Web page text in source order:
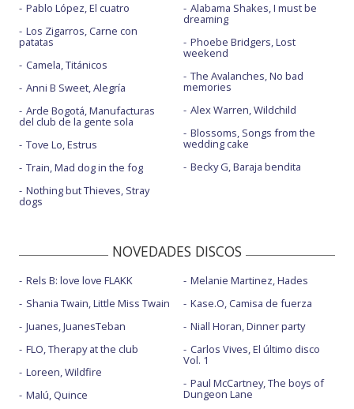
Pablo López, El cuatro
Los Zigarros, Carne con
patatas
Camela, Titánicos
Anni B Sweet, Alegría
Arde Bogotá, Manufacturas
del club de la gente sola
Tove Lo, Estrus
Train, Mad dog in the fog
Nothing but Thieves, Stray
dogs
Alabama Shakes, I must be
dreaming
Phoebe Bridgers, Lost
weekend
The Avalanches, No bad
memories
Alex Warren, Wildchild
Blossoms, Songs from the
wedding cake
Becky G, Baraja bendita
NOVEDADES DISCOS
Rels B: love love FLAKK
Shania Twain, Little Miss Twain
Juanes, JuanesTeban
FLO, Therapy at the club
Loreen, Wildfire
Malú, Quince
Melanie Martinez, Hades
Kase.O, Camisa de fuerza
Niall Horan, Dinner party
Carlos Vives, El último disco
Vol. 1
Paul McCartney, The boys of
Dungeon Lane